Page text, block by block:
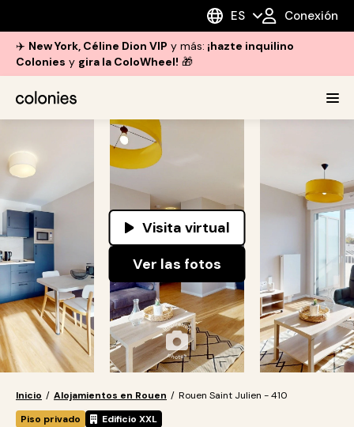
ES Conexión
✈️ New York, Céline Dion VIP y más: ¡hazte inquilino
Colonies y gira la ColoWheel! 🎁
Visita virtual
Ver las fotos
Inicio / Alojamientos en Rouen / Rouen Saint Julien - 410
Piso privado
Edificio XXL